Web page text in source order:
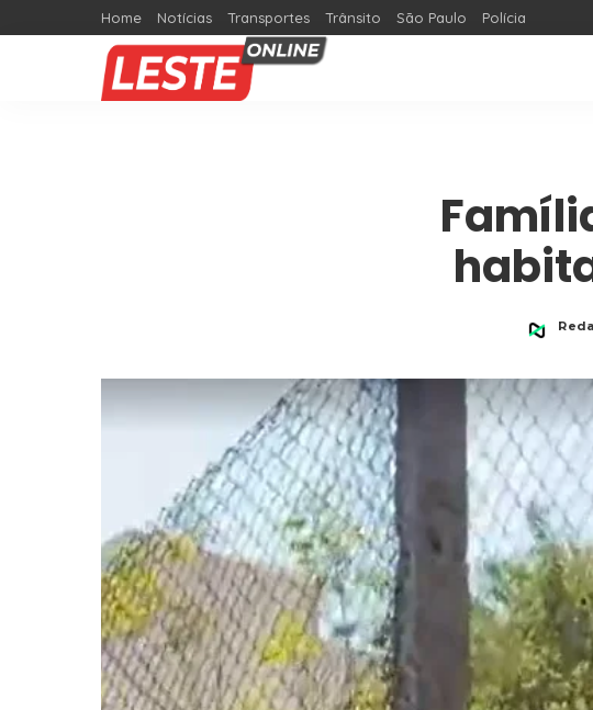
Home Notícias Transportes Trânsito São Paulo Polícia